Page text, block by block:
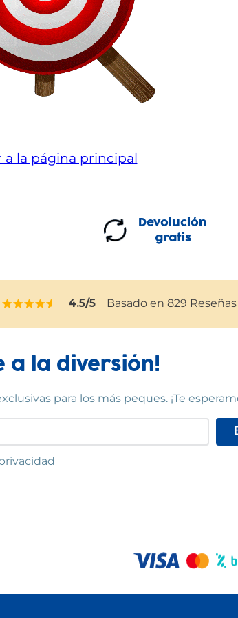
a la página principal
Devolución
gratis
4.5/5 Basado en 829 Reseñas
a la diversión!
para los más peques. ¡Te